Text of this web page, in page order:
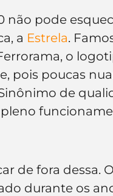
não pode
a Estrela.
o
pois poucas
de
de fora dessa.
durante os